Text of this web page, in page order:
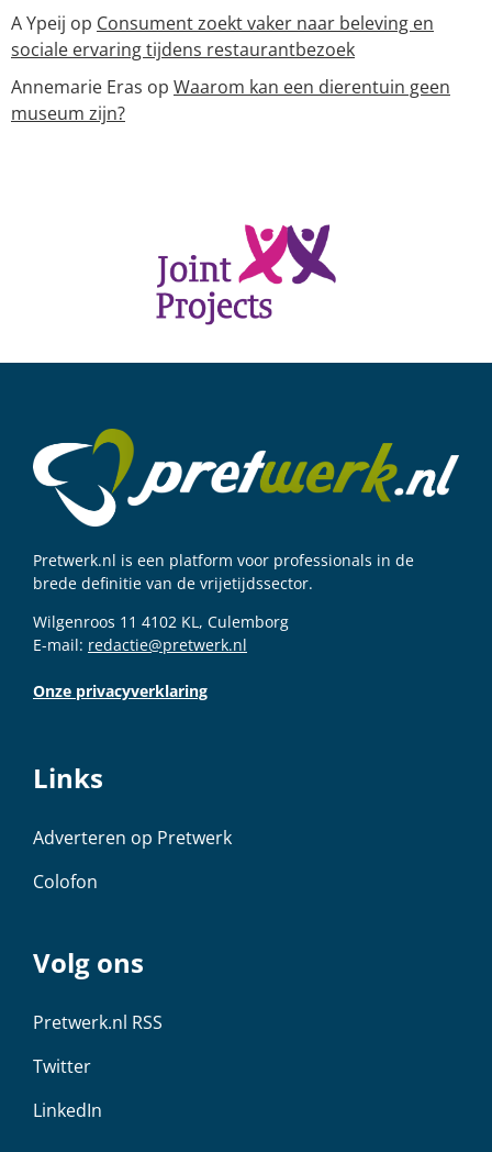
A Ypeij op Consument zoekt vaker naar beleving en
sociale ervaring tijdens restaurantbezoek
Annemarie Eras op Waarom kan een dierentuin geen
museum zijn?
Pretwerk.nl is een platform voor professionals in de
brede definitie van de vrijetijdssector.
Wilgenroos 11 4102 KL, Culemborg
E-mail: redactie@pretwerk.nl
Onze privacyverklaring
Links
Adverteren op Pretwerk
Colofon
Volg ons
Pretwerk.nl RSS
Twitter
LinkedIn